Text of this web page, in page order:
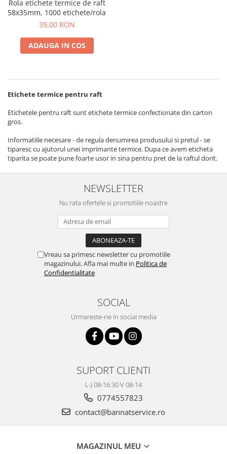
Rola etichete termice de raft
58x35mm, 1000 etichete/rola
39,00 RON
ADAUGA IN COS
Etichete termice pentru raft
Etichetele pentru raft sunt etichete termice confectionate din carton
gros.
Informatiile necesare - de regula denumirea produsului si pretul - se
tiparesc cu ajutorul unei imprimante termice. Dupa ce avem eticheta
tiparita se poate pune foarte usor in sina pentru pret de la raftul dorit.
NEWSLETTER
Nu rata ofertele si promotiile noastre
Vreau sa primesc newsletter cu promotiile
magazinului. Afla mai multe in Politica de
Confidentialitate
SOCIAL
Urmareste-ne in social media
SUPORT CLIENTI
L-J 08-16:30 V 08-14
0774557823
contact@bannatservice.ro
MAGAZINUL MEU